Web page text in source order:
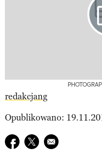
redakcjang
Opublikowano:
Udostępnij na facebook
Udostępnij na twitter
E-mail do